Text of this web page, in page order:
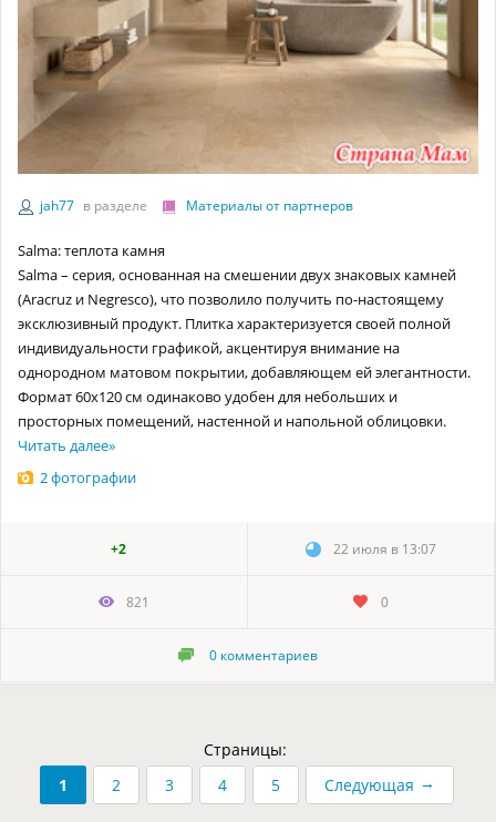
jah77 в разделе Материалы от партнеров
Salma: теплота камня
Salma – серия, основанная на смешении двух знаковых камней
(Aracruz и Negresco), что позволило получить по-настоящему
эксклюзивный продукт. Плитка характеризуется своей полной
индивидуальности графикой, акцентируя внимание на
однородном матовом покрытии, добавляющем ей элегантности.
Формат 60х120 см одинаково удобен для небольших и
просторных помещений, настенной и напольной облицовки.
Читать далее»
2 фотографии
+2 22 июля в 13:07
821 0
0 комментариев
Страницы:
1
2 3 4 5 Следующая →